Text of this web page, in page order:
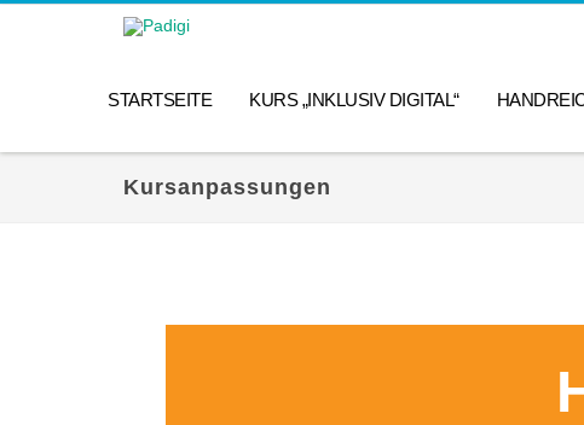
STARTSEITE KURS „INKLUSIV DIGITAL“
Kursanpassungen